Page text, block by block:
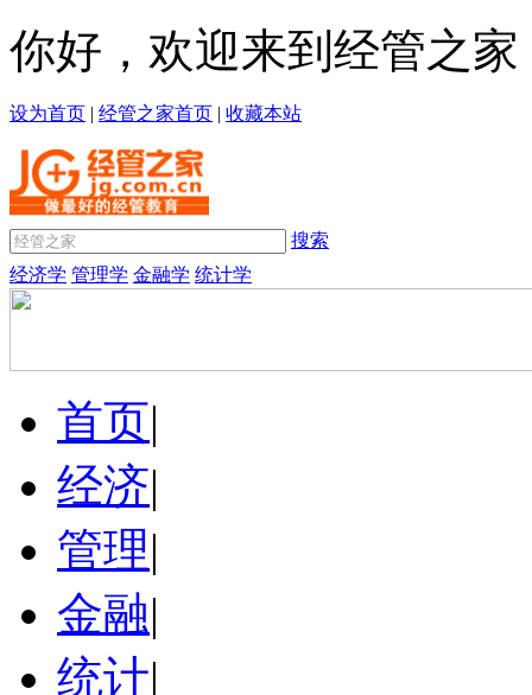
你好，欢迎来到经管之家
设为首页 | 经管之家首页 | 收藏本站
搜索
经济学 管理学 金融学 统计学
首页|
经济|
管理|
金融|
统计|